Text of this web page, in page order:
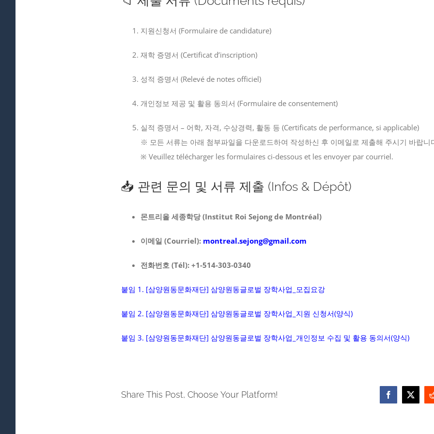
지원신청서 (Formulaire de candidature)
재학 증명서 (Certificat d’inscription)
성적 증명서 (Relevé de notes officiel)
개인정보 제공 및 활용 동의서 (Formulaire de consentement)
실적 증명서 – 어학, 자격, 수상경력, 활동 등 (Certificats de performance, si applicable)
※ 모든 서류는 아래 첨부파일을 다운로드하여 작성하신 후 이메일로 제출해 주시기 바랍니
※ Veuillez télécharger les formulaires ci-dessous et les envoyer par courriel.
📥 관련 문의 및 서류 제출 (Infos & Dépôt)
몬트리올 세종학당 (Institut Roi Sejong de Montréal)
이메일 (Courriel): montreal.sejong@gmail.com
전화번호 (Tél): +1-514-303-0340
붙임 1. [삼양원동문화재단] 삼양원동글로벌 장학사업_모집요강
붙임 2. [삼양원동문화재단] 삼양원동글로벌 장학사업_지원 신청서(양식)
붙임 3. [삼양원동문화재단] 삼양원동글로벌 장학사업_개인정보 수집 및 활용 동의서(양식)
Share This Post, Choose Your Platform! Facebook
X